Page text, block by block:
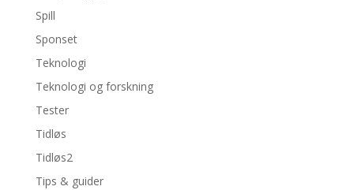
Spill
Sponset
Teknologi
Teknologi og forskning
Tester
Tidløs
Tidløs2
Tips & guider